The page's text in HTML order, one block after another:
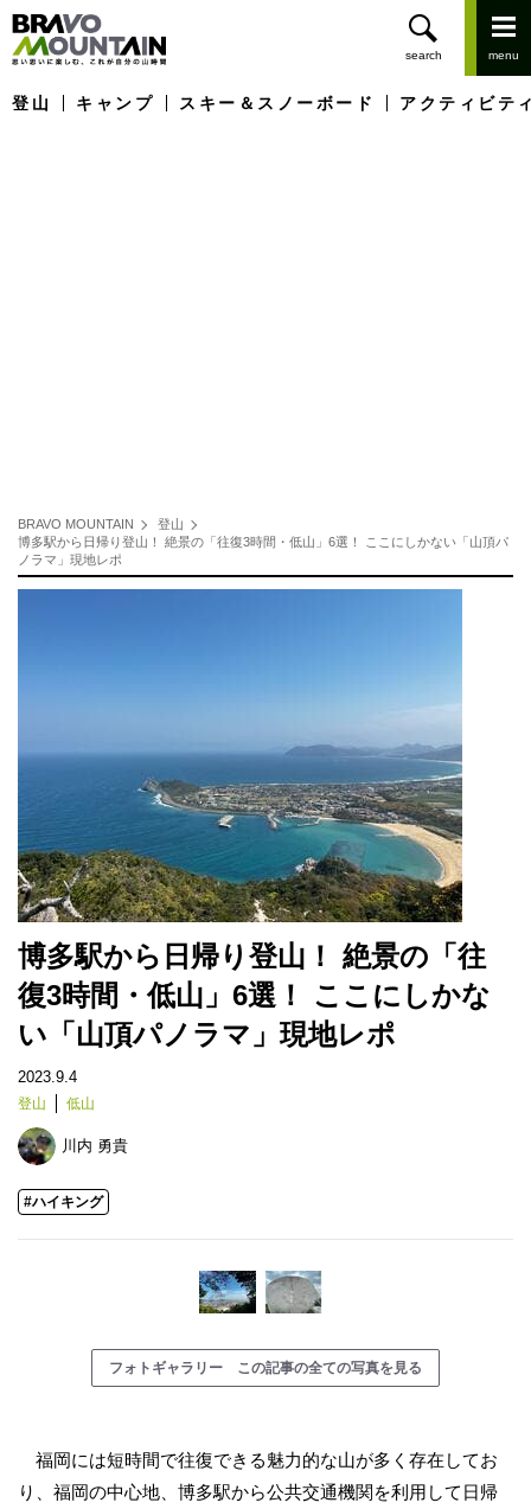
登山 キャンプ スキー＆スノーボード アクティビテ
BRAVO MOUNTAIN
登山
博多駅から日帰り登山！ 絶景の「往復3時間・低山」6選！ ここにしかない「山頂パ
ノラマ」現地レポ
博多駅から日帰り登山！ 絶景の「往
復3時間・低山」6選！ ここにしかな
い「山頂パノラマ」現地レポ
2023.9.4
登山 低山
川内 勇貴
#ハイキング
フォトギャラリー この記事の全ての写真を見る
福岡には短時間で往復できる魅力的な山が多く存在してお
り、福岡の中心地、博多駅から公共交通機関を利用して日帰